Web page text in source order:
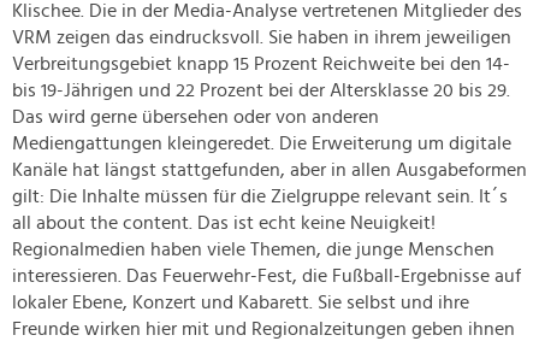
Klischee. Die in der Media-Analyse vertretenen Mitglieder des
VRM zeigen das eindrucksvoll. Sie haben in ihrem jeweiligen
Verbreitungsgebiet knapp 15 Prozent Reichweite bei den 14-
bis 19-Jährigen und 22 Prozent bei der Altersklasse 20 bis 29.
Das wird gerne übersehen oder von anderen
Mediengattungen kleingeredet. Die Erweiterung um digitale
Kanäle hat längst stattgefunden, aber in allen Ausgabeformen
gilt: Die Inhalte müssen für die Zielgruppe relevant sein. It´s
all about the content. Das ist echt keine Neuigkeit!
Regionalmedien haben viele Themen, die junge Menschen
interessieren. Das Feuerwehr-Fest, die Fußball-Ergebnisse auf
lokaler Ebene, Konzert und Kabarett. Sie selbst und ihre
Freunde wirken hier mit und Regionalzeitungen geben ihnen